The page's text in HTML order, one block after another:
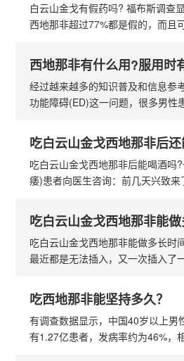
白云山金戈有假药吗? 福布斯调查
西地那非超过77%都是假的，而且
质，有些甚至还添加了雌激素、孕激
西地那非有什么用?服用时
经过越来越多的知识普及和信息参
功能障碍(ED)这一问题，很多男性
但在刚开始接受治疗或第一次...
吃白云山金戈西地那非后还
吃白云山金戈西地那非后能喝酒吗
痿)患者向医生咨询：前几天兴致
奋，最后有点力不从心。感觉是不
吃白云山金戈西地那非能做
吃白云山金戈西地那非能做多长时
最近都是无法插入，又一次插入了
道吃白云山金戈西地那非能做多长
吃西地那非能坚持多久？
有调查数据显示，中国40岁以上男
有1.27亿患者，发病率约为46%，